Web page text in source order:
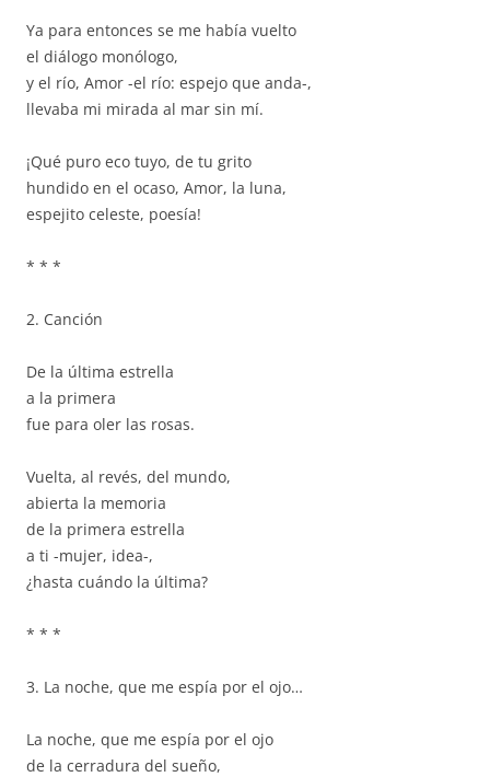
Ya para entonces se me había vuelto
el diálogo monólogo,
y el río, Amor -el río: espejo que anda-,
llevaba mi mirada al mar sin mí.
¡Qué puro eco tuyo, de tu grito
hundido en el ocaso, Amor, la luna,
espejito celeste, poesía!
* * *
2. Canción
De la última estrella
a la primera
fue para oler las rosas.
Vuelta, al revés, del mundo,
abierta la memoria
de la primera estrella
a ti -mujer, idea-,
¿hasta cuándo la última?
* * *
3. La noche, que me espía por el ojo…
La noche, que me espía por el ojo
de la cerradura del sueño,